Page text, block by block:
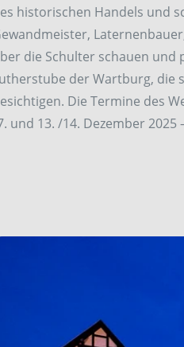
historischen Handels und
die Schulter schauen und
der Wartburg, die
Die Termine des
und 13. /14. Dezember 2025